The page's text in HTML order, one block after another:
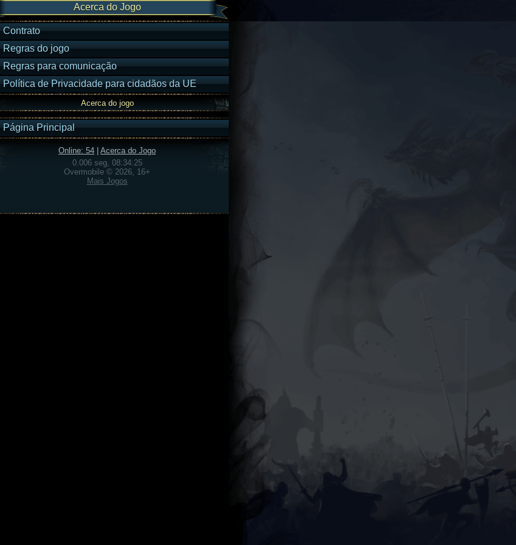
Acerca do Jogo
Contrato
Regras do jogo
Regras para comunicação
Política de Privacidade para cidadãos da UE
Acerca do jogo
Página Principal
Online: 54
Acerca do Jogo
0.006 seg, 08:34:25
Overmobile © 2026, 16+
Mais Jogos